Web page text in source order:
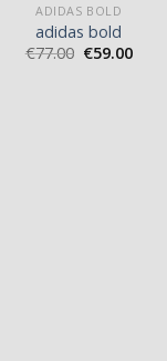
ADIDAS BOLD
adidas bold
€77.00 €59.00